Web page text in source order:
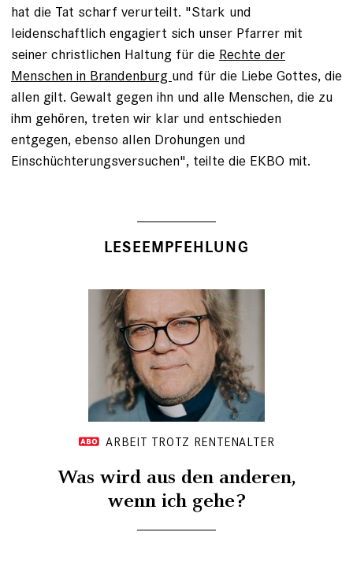
hat die Tat scharf verurteilt. "Stark und
leidenschaftlich engagiert sich unser Pfarrer mit
seiner christlichen Haltung für die Rechte der
Menschen in Brandenburg und für die Liebe Gottes, die
allen gilt. Gewalt gegen ihn und alle Menschen, die zu
ihm gehören, treten wir klar und entschieden
entgegen, ebenso allen Drohungen und
Einschüchterungsversuchen", teilte die EKBO mit.
LESEEMPFEHLUNG
ARBEIT TROTZ RENTENALTER
Was wird aus den anderen,
wenn ich gehe?